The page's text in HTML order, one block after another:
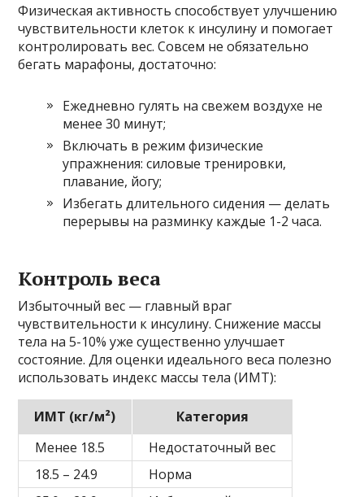
Физическая активность способствует улучшению
чувствительности клеток к инсулину и помогает
контролировать вес. Совсем не обязательно
бегать марафоны, достаточно:
Ежедневно гулять на свежем воздухе не
менее 30 минут;
Включать в режим физические
упражнения: силовые тренировки,
плавание, йогу;
Избегать длительного сидения — делать
перерывы на разминку каждые 1-2 часа.
Контроль веса
Избыточный вес — главный враг
чувствительности к инсулину. Снижение массы
тела на 5-10% уже существенно улучшает
состояние. Для оценки идеального веса полезно
использовать индекс массы тела (ИМТ):
ИМТ (кг/м²)
Категория
Менее 18.5
Недостаточный вес
18.5 – 24.9
Норма